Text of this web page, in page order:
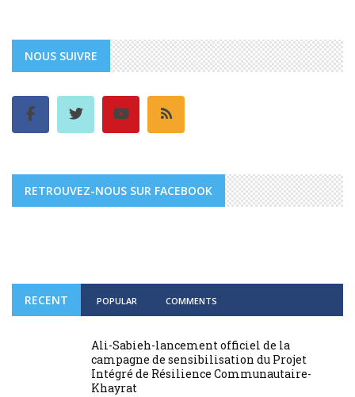
NOUS SUIVRE
RETROUVEZ-NOUS SUR FACEBOOK
RECENT POPULAR COMMENTS
Ali-Sabieh-lancement officiel de la
campagne de sensibilisation du Projet
Intégré de Résilience Communautaire-
Khayrat